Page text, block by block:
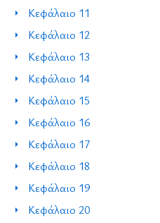
Κεφάλαιο 11
Κεφάλαιο 12
Κεφάλαιο 13
Κεφάλαιο 14
Κεφάλαιο 15
Κεφάλαιο 16
Κεφάλαιο 17
Κεφάλαιο 18
Κεφάλαιο 19
Κεφάλαιο 20